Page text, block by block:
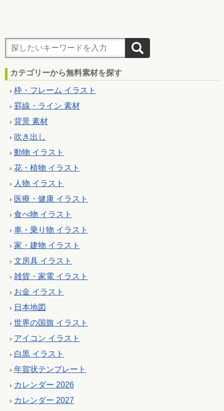
カテゴリーから無料素材を探す
枠・フレーム イラスト
罫線・ライン 素材
背景 素材
吹き出し
動物 イラスト
花・植物 イラスト
人物 イラスト
医療・健康 イラスト
食べ物 イラスト
車・乗り物 イラスト
家・建物 イラスト
文房具 イラスト
雑貨・家電 イラスト
お金 イラスト
日本地図
世界の国旗 イラスト
アイコン イラスト
白黒 イラスト
年賀状テンプレート
カレンダー 2026
カレンダー 2027